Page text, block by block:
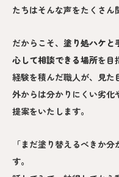
たちはそんな声をたくさん
だからこそ、 塗り処ハケと
心して相談できる場所を目
経験を積んだ職人が、見た
外からは分かりにくい劣
提案をいたします。
「まだ塗り替えるべきか
す。